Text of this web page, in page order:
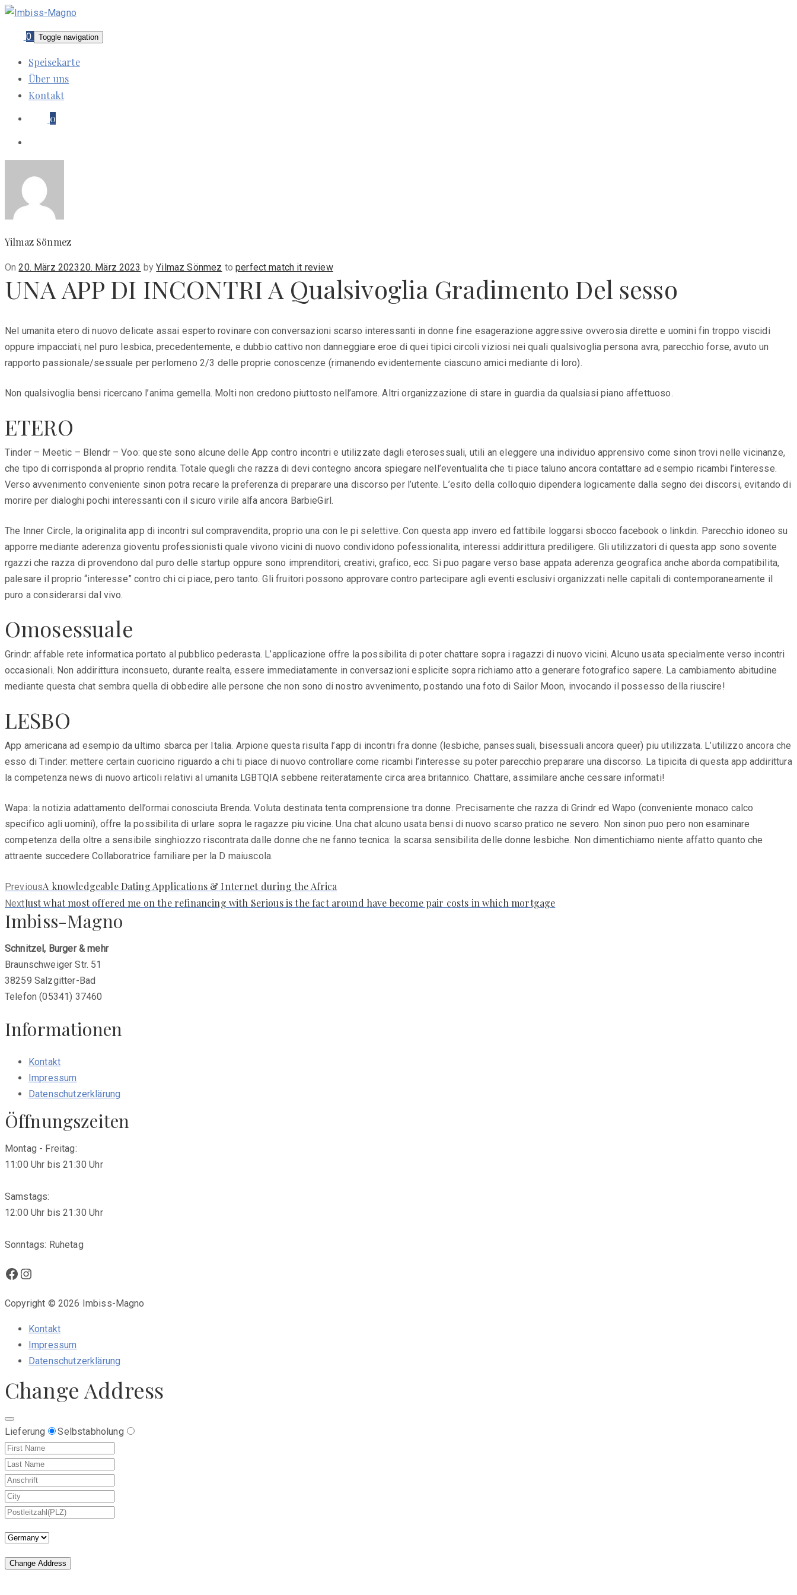
0 Toggle navigation
Speisekarte
Über uns
Kontakt
0
Yilmaz Sönmez
OnPosted
on
20. März 202320. März 2023 byYilmaz Sönmez toperfect match it review
UNA APP DI INCONTRI A Qualsivoglia Gradimento Del sesso
Nel umanita etero di nuovo delicate assai esperto rovinare con conversazioni scarso interessanti in donne fine esagerazione aggressive ovverosia dirette e uomini fin troppo viscidi
oppure impacciati; nel puro lesbica, precedentemente, e dubbio cattivo non danneggiare eroe di quei tipici circoli viziosi nei quali qualsivoglia persona avra, parecchio forse, avuto un
rapporto passionale/sessuale per perlomeno 2/3 delle proprie conoscenze (rimanendo evidentemente ciascuno amici mediante di loro).
Non qualsivoglia bensi ricercano l’anima gemella. Molti non credono piuttosto nell’amore. Altri organizzazione di stare in guardia da qualsiasi piano affettuoso.
ETERO
Tinder – Meetic – Blendr – Voo: queste sono alcune delle App contro incontri e utilizzate dagli eterosessuali, utili an eleggere una individuo apprensivo come sinon trovi nelle vicinanze,
che tipo di corrisponda al proprio rendita. Totale quegli che razza di devi contegno ancora spiegare nell’eventualita che ti piace taluno ancora contattare ad esempio ricambi l’interesse.
Verso avvenimento conveniente sinon potra recare la preferenza di preparare una discorso per l’utente. L’esito della colloquio dipendera logicamente dalla segno dei discorsi, evitando di
morire per dialoghi pochi interessanti con il sicuro virile alfa ancora BarbieGirl.
The Inner Circle, la originalita app di incontri sul compravendita, proprio una con le pi selettive. Con questa app invero ed fattibile loggarsi sbocco facebook o linkdin. Parecchio idoneo su
apporre mediante aderenza gioventu professionisti quale vivono vicini di nuovo condividono pofessionalita, interessi addirittura prediligere. Gli utilizzatori di questa app sono sovente
rgazzi che razza di provendono dal puro delle startup oppure sono imprenditori, creativi, grafico, ecc. Si puo pagare verso base appata aderenza geografica anche aborda compatibilita,
palesare il proprio “interesse” contro chi ci piace, pero tanto. Gli fruitori possono approvare contro partecipare agli eventi esclusivi organizzati nelle capitali di contemporaneamente il
puro a considerarsi dal vivo.
Omosessuale
Grindr: affable rete informatica portato al pubblico pederasta. L’applicazione offre la possibilita di poter chattare sopra i ragazzi di nuovo vicini. Alcuno usata specialmente verso incontri
occasionali. Non addirittura inconsueto, durante realta, essere immediatamente in conversazioni esplicite sopra richiamo atto a generare fotografico sapere. La cambiamento abitudine
mediante questa chat sembra quella di obbedire alle persone che non sono di nostro avvenimento, postando una foto di Sailor Moon, invocando il possesso della riuscire!
LESBO
App americana ad esempio da ultimo sbarca per Italia. Arpione questa risulta l’app di incontri fra donne (lesbiche, pansessuali, bisessuali ancora queer) piu utilizzata. L’utilizzo ancora che
esso di Tinder: mettere certain cuoricino riguardo a chi ti piace di nuovo controllare come ricambi l’interesse su poter parecchio preparare una discorso. La tipicita di questa app addirittura
la competenza news di nuovo articoli relativi al umanita LGBTQIA sebbene reiteratamente circa area britannico. Chattare, assimilare anche cessare informati!
Wapa: la notizia adattamento dell’ormai conosciuta Brenda. Voluta destinata tenta comprensione tra donne. Precisamente che razza di Grindr ed Wapo (conveniente monaco calco
specifico agli uomini), offre la possibilita di urlare sopra le ragazze piu vicine. Una chat alcuno usata bensi di nuovo scarso pratico ne severo. Non sinon puo pero non esaminare
competenza della oltre a sensibile singhiozzo riscontrata dalle donne che ne fanno tecnica: la scarsa sensibilita delle donne lesbiche. Non dimentichiamo niente affatto quanto che
attraente succedere Collaboratrice familiare per la D maiuscola.
PreviousPrevious
post:
A knowledgeable Dating Applications & Internet during the Africa
NextNext
post:
Just what most offered me on the refinancing with Serious is the fact around have become pair costs in which mortgage
Imbiss-Magno
Schnitzel, Burger & mehr
Braunschweiger Str. 51
38259 Salzgitter-Bad
Telefon (05341) 37460
Informationen
Kontakt
Impressum
Datenschutzerklärung
Öffnungszeiten
Montag - Freitag:
11:00 Uhr bis 21:30 Uhr
Samstags:
12:00 Uhr bis 21:30 Uhr
Sonntags: Ruhetag
Facebook
Instagram
Copyright © 2026 Imbiss-Magno
Kontakt
Impressum
Datenschutzerklärung
Change Address
Lieferung Selbstabholung
Change Address